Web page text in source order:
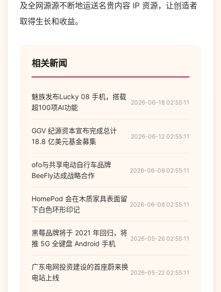
及全网源源不断地运送名贵内容 IP 资源，让创造者
取得生长和收益。
相关新闻
魅族发布Lucky 08 手机，搭载
超100项AI功能
2026-06-18 02:55:11
GGV 纪源资本宣布完成总计
18.8 亿美元基金募集
2026-06-12 02:55:11
ofo与共享电动自行车品牌
BeeFly达成战略合作
2026-06-09 02:55:11
HomePod 会在木质家具表面留
下白色环形印记
2026-06-06 02:55:11
黑莓品牌将于 2021 年回归，将
推 5G 全键盘 Android 手机
2026-05-26 02:55:11
广东电网投资建设的首座蔚来换
电站上线
2026-05-22 02:55:11